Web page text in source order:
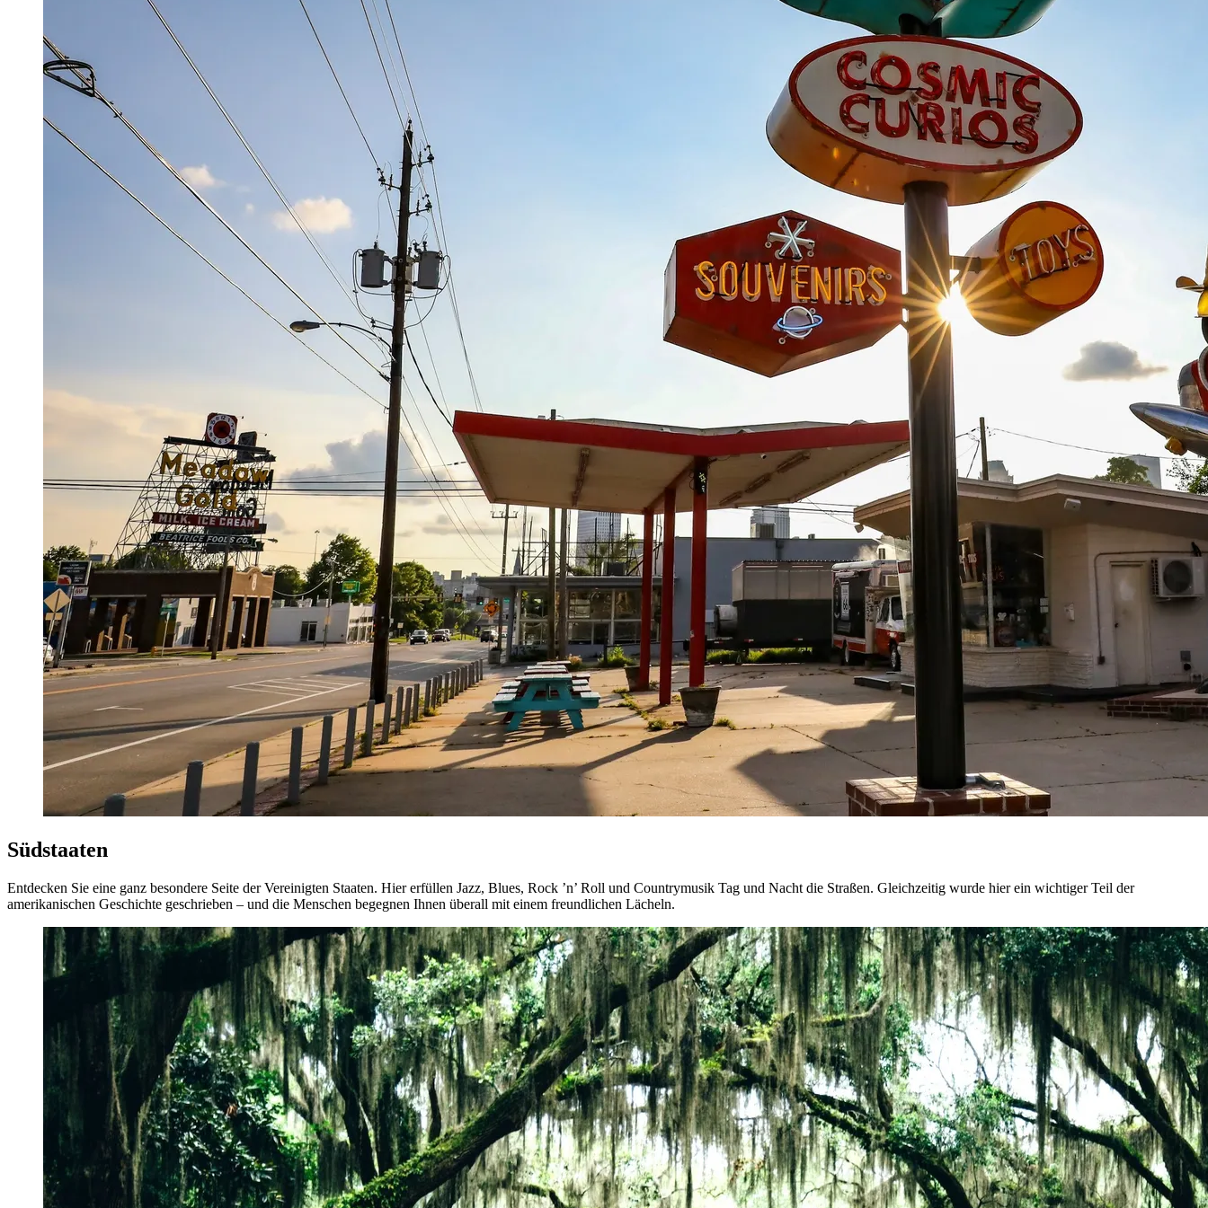
Südstaaten
Entdecken Sie eine ganz besondere Seite der Vereinigten Staaten. Hier erfüllen Jazz, Blues, Rock ’n’ Roll und Countrymusik Tag und Nacht die Straßen. Gleichzeitig wurde hier ein wichtiger Teil der
amerikanischen Geschichte geschrieben – und die Menschen begegnen Ihnen überall mit einem freundlichen Lächeln.